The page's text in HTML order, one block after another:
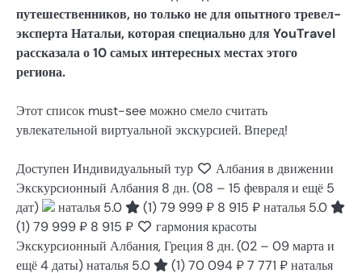
путешественников, но только не для опытного тревел-
эксперта Натальи, которая специально для YouTravel
рассказала о 10 самых интересных местах этого
региона.
Этот список must-see можно смело считать
увлекательной виртуальной экскурсией. Вперед!
Доступен Индивидуальный тур
Албания в движении
Экскурсионный Албания 8 дн.(08 – 15 февраля и ещё 5
дат)
наталья 5.0 (1)79 999 ₽ 8 915 ₽наталья 5.0
(1)79 999 ₽ 8 915 ₽
гармония красоты
Экскурсионный Албания, Греция 8 дн.(02 – 09 марта и
ещё 4 даты)наталья 5.0 (1)70 094 ₽7 771 ₽наталья